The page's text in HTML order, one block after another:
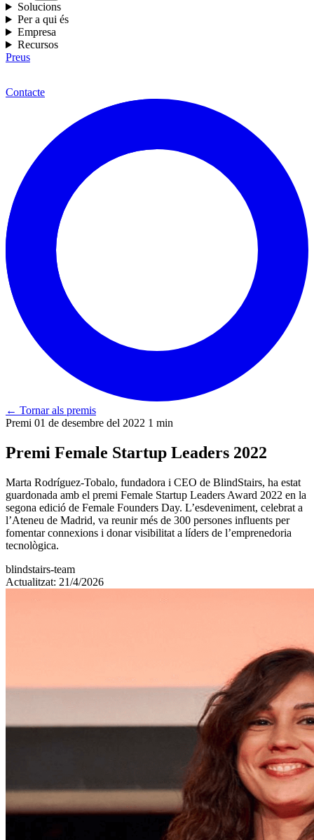
Solucions
Per a qui és
Empresa
Recursos
Preus
Contacte
← Tornar als premis
Premi 01 de desembre del 2022 1 min
Premi Female Startup Leaders 2022
Marta Rodríguez-Tobalo, fundadora i CEO de BlindStairs, ha estat
guardonada amb el premi Female Startup Leaders Award 2022 en la
segona edició de Female Founders Day. L’esdeveniment, celebrat a
l’Ateneu de Madrid, va reunir més de 300 persones influents per
fomentar connexions i donar visibilitat a líders de l’emprenedoria
tecnològica.
blindstairs-team
Actualitzat: 21/4/2026